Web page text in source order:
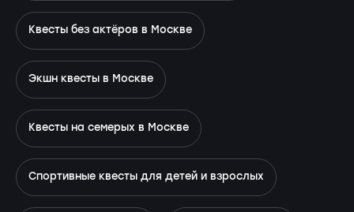
Квесты без актёров в Москве
Экшн квесты в Москве
Квесты на семерых в Москве
Спортивные квесты для детей и взрослых